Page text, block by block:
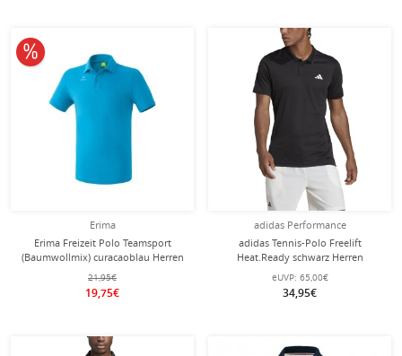
Erima
Erima Freizeit Polo Teamsport
(Baumwollmix) curacaoblau Herren
21,95€
19,75€
10% reduziert
adidas Performance
adidas Tennis-Polo Freelift
Heat.Ready schwarz Herren
eUVP: 65,00€
34,95€